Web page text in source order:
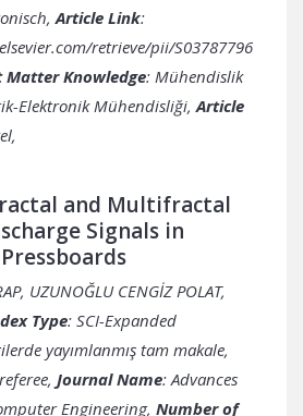
Article Link:
retrieve/pii/S03787796
Matter Knowledge: Mühendislik
Elektronik Mühendisliği, Article
and Multifractal
Signals in
UZUNOĞLU CENGİZ POLAT,
Type: SCI-Expanded
yayımlanmış tam makale,
Journal Name: Advances
Engineering, Number of